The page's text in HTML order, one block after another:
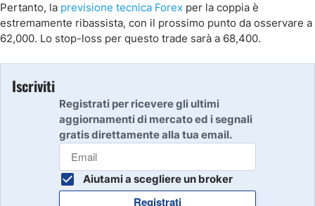
Pertanto, la previsione tecnica Forex per la coppia è
estremamente ribassista, con il prossimo punto da osservare a
62,000. Lo stop-loss per questo trade sarà a 68,400.
Iscriviti
Registrati per ricevere gli ultimi
aggiornamenti di mercato ed i segnali
gratis direttamente alla tua email.
Aiutami a scegliere un broker
Registrati